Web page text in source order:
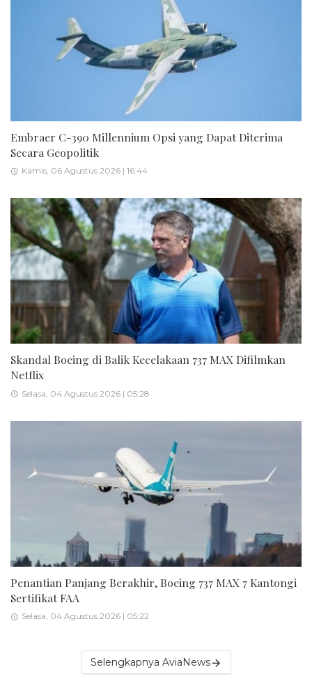
Embraer C-390 Millennium Opsi yang Dapat Diterima
Secara Geopolitik
Kamis, 06 Agustus 2026 | 16:44
Skandal Boeing di Balik Kecelakaan 737 MAX Difilmkan
Netflix
Selasa, 04 Agustus 2026 | 05:28
Penantian Panjang Berakhir, Boeing 737 MAX 7 Kantongi
Sertifikat FAA
Selasa, 04 Agustus 2026 | 05:22
Selengkapnya AviaNews